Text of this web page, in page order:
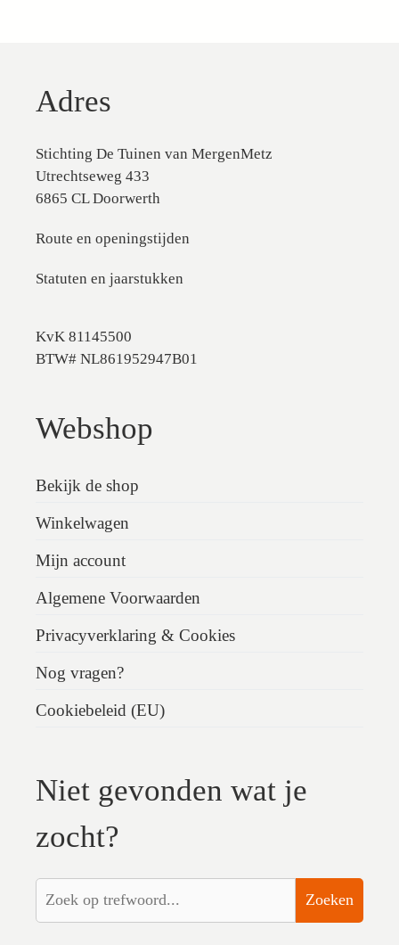
Adres
Stichting De Tuinen van MergenMetz
Utrechtseweg 433
6865 CL Doorwerth
Route en openingstijden
Statuten en jaarstukken
KvK 81145500
BTW# NL861952947B01
Webshop
Bekijk de shop
Winkelwagen
Mijn account
Algemene Voorwaarden
Privacyverklaring & Cookies
Nog vragen?
Cookiebeleid (EU)
Niet gevonden wat je
zocht?
Zoeken